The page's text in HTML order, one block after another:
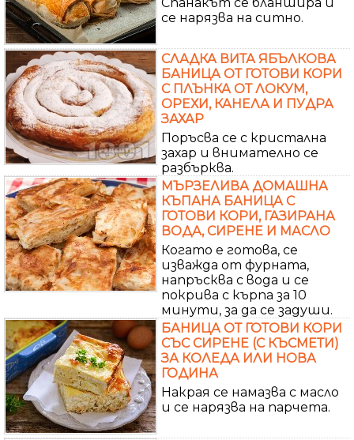
Спанакът се бланшира и
се нарязва на ситно.
СЛАДКА ВИТА ЯБЪЛКОВА
БАНИЦА ОТ ГОТОВИ КОРИ
С ПЛЪНКА ОТ ЛОКУМ,
ОРЕХИ, КАНЕЛА И ПУДРА
ЗАХАР
Поръсва се с кристална
захар и внимателно се
разбърква.
МЪРЗЕЛИВА ДОМАШНА
КЪПАНА БАНИЦА С
ГОТОВИ КОРИ, ГАЗИРАНА
ВОДА, СИРЕНЕ И МАСЛО
Когато е готова, се
изважда от фурната,
напръсква с вода и се
покрива с кърпа за 10
минути, за да се задуши.
БАНИЦА ОТ ГОТОВИ КОРИ
СЪС СИРЕНЕ (С КЪСМЕТИ)
ЗА КОЛЕДА ИЛИ НОВА
ГОДИНА
Накрая се намазва с масло
и се нарязва на парчета.